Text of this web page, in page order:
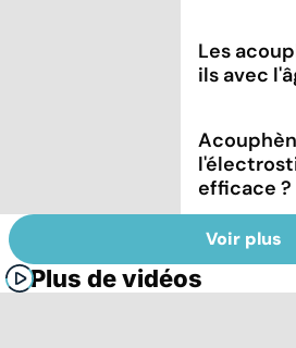
Les
ils avec
efficace ?
Voir plus
Plus de vidéos